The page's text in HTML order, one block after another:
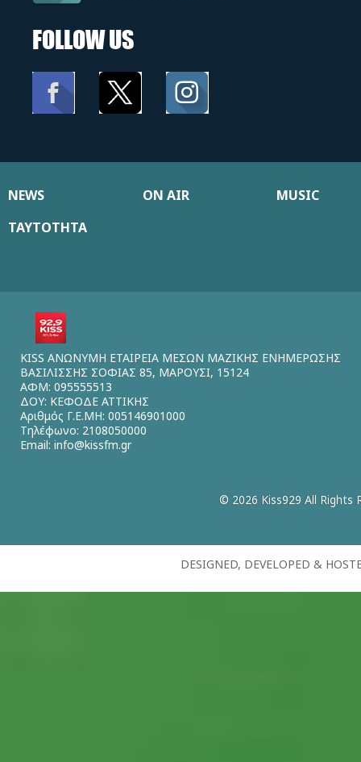
FOLLOW US
NEWS ON AIR
MUSIC
ΤΑΥΤΟΤΗΤΑ
KISS ΑΝΩΝΥΜΗ ΕΤΑΙΡΕΙΑ ΜΕΣΩΝ ΜΑΖΙΚΗΣ ΕΝΗΜΕΡΩΣΗΣ
ΒΑΣΙΛΙΣΣΗΣ ΣΟΦΙΑΣ 85, ΜΑΡΟΥΣΙ, 15124
ΑΦΜ: 095555513
ΔΟΥ: ΚΕΦΟΔΕ ΑΤΤΙΚΗΣ
Αριθμός Γ.Ε.ΜΗ: 005146901000
Τηλέφωνο: 2108050000
Email: info@kissfm.gr
© 2026 Kiss929 All Rights
DESIGNED, DEVELOPED &